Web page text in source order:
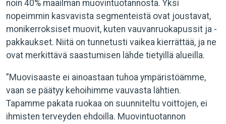
noin 40% maailman muovintuotannosta. Yksi
nopeimmin kasvavista segmenteistä ovat joustavat,
monikerroksiset muovit, kuten vauvanruokapussit ja -
pakkaukset. Niitä on tunnetusti vaikea kierrättää, ja ne
ovat merkittävä saastumisen lähde tietyillä alueilla.
”Muovisaaste ei ainoastaan tuhoa ympäristöämme,
vaan se päätyy kehoihimme vauvasta lähtien.
Tapamme pakata ruokaa on suunniteltu voittojen, ei
ihmisten terveyden ehdoilla. Muovintuotannon